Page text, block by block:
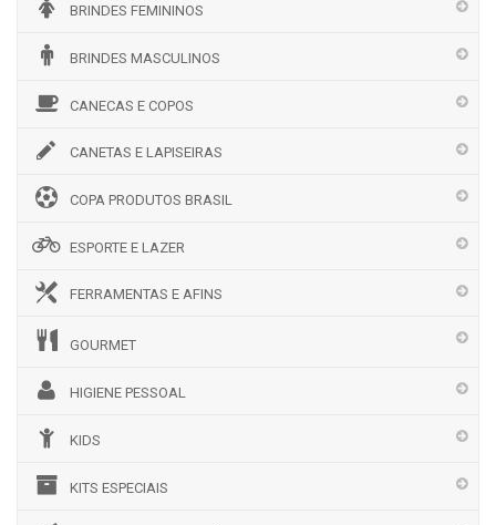
BRINDES FEMININOS
BRINDES MASCULINOS
CANECAS E COPOS
CANETAS E LAPISEIRAS
COPA PRODUTOS BRASIL
ESPORTE E LAZER
FERRAMENTAS E AFINS
GOURMET
HIGIENE PESSOAL
KIDS
KITS ESPECIAIS